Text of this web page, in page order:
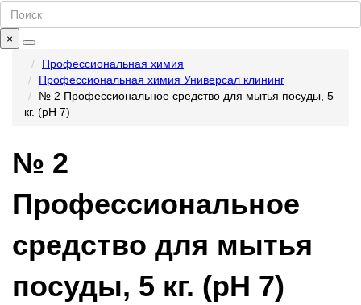
×
Профессиональная химия
Профессиональная химия Универсал клининг
№ 2 Профессиональное средство для мытья посуды, 5
кг. (рН 7)
№ 2
Профессиональное
средство для мытья
посуды, 5 кг. (рН 7)